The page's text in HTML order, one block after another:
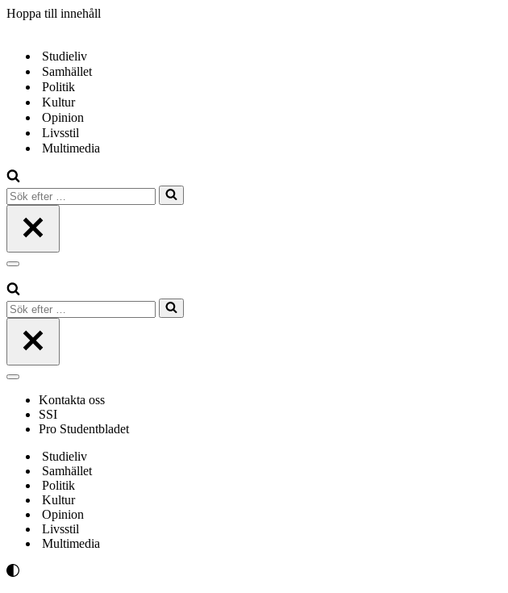
Hoppa till innehåll
Studieliv
Samhället
Politik
Kultur
Opinion
Livsstil
Multimedia
Sök
efter
Navigeringsmeny
Sök
efter
Navigeringsmeny
Kontakta oss
SSI
Pro Studentbladet
Studieliv
Samhället
Politik
Kultur
Opinion
Livsstil
Multimedia